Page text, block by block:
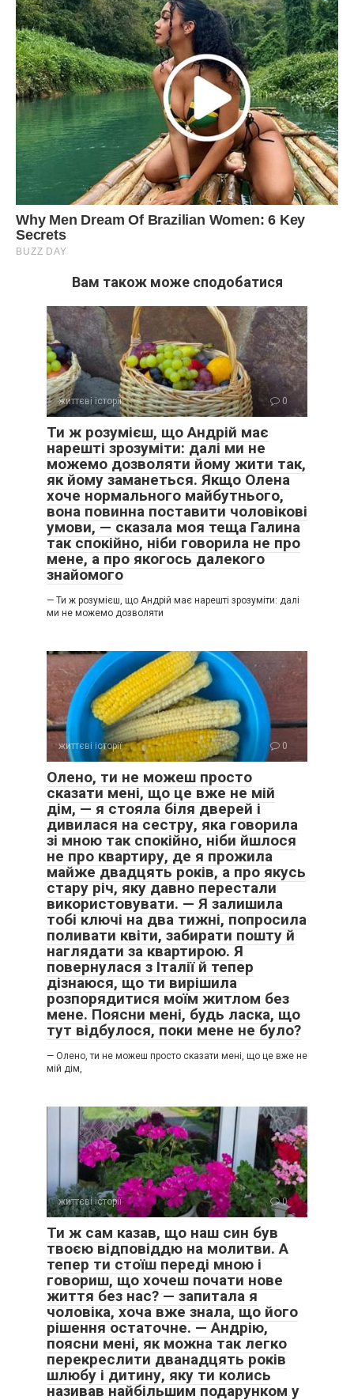
Вам також може сподобатися
життєві історії 0
Ти ж розумієш, що Андрій має
нарешті зрозуміти: далі ми не
можемо дозволяти йому жити так,
як йому заманеться. Якщо Олена
хоче нормального майбутнього,
вона повинна поставити чоловікові
умови, — сказала моя теща Галина
так спокійно, ніби говорила не про
мене, а про якогось далекого
знайомого
— Ти ж розумієш, що Андрій має нарешті зрозуміти: далі
ми не можемо дозволяти
життєві історії 0
Олено, ти не можеш просто
сказати мені, що це вже не мій
дім, — я стояла біля дверей і
дивилася на сестру, яка говорила
зі мною так спокійно, ніби йшлося
не про квартиру, де я прожила
майже двадцять років, а про якусь
стару річ, яку давно перестали
використовувати. — Я залишила
тобі ключі на два тижні, попросила
поливати квіти, забирати пошту й
наглядати за квартирою. Я
повернулася з Італії й тепер
дізнаюся, що ти вирішила
розпорядитися моїм житлом без
мене. Поясни мені, будь ласка, що
тут відбулося, поки мене не було?
— Олено, ти не можеш просто сказати мені, що це вже не
мій дім,
життєві історії 0
Ти ж сам казав, що наш син був
твоєю відповіддю на молитви. А
тепер ти стоїш переді мною і
говориш, що хочеш почати нове
життя без нас? — запитала я
чоловіка, хоча вже знала, що його
рішення остаточне. — Андрію,
поясни мені, як можна так легко
перекреслити дванадцять років
шлюбу і дитину, яку ти колись
називав найбільшим подарунком у